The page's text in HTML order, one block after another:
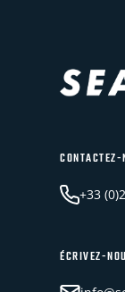
CONTACTEZ-
+33
ÉCRIVEZ-